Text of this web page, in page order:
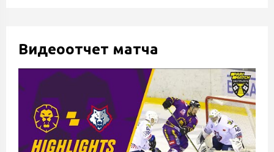
Видеоотчет матча